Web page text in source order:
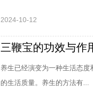
2024-10-12
三鞭宝的功效与作
养生已经演变为一种生活态
的生活质量。养生的方法有...